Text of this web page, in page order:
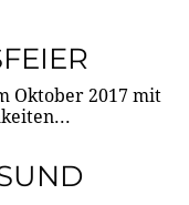
Oktober 2017 mit